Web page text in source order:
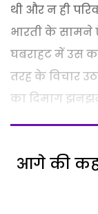
थी और न ही
भारती के सामने
घबराहट में उस
तरह के विचार
का दिमाग
आगे की